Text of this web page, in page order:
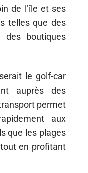
de l’île et ses
telles que des
des boutiques
le golf-car
auprès des
permet
aux
que les plages
en profitant